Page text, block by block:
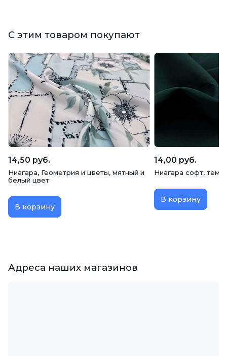
С этим товаром покупают
14,50 руб.
Ниагара, Геометрия и цветы, мятный и
белый цвет
В корзину
14,00 руб.
Ниагара софт,
В корзину
Адреса наших магазинов